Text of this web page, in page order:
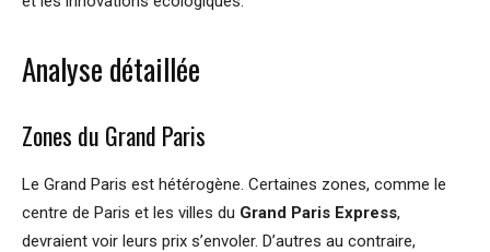
Analyse détaillée
Zones du Grand Paris
Le Grand Paris est hétérogène. Certaines zones, comme le
centre de Paris et les villes du Grand Paris Express,
devraient voir leurs prix s’envoler. D’autres au contraire,